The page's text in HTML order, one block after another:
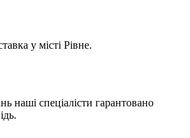
у місті Рівне.
наші спеціалісти гарантовано